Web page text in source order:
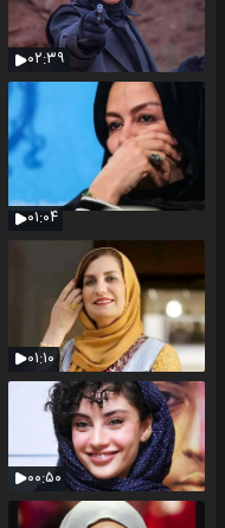
۰۲:۳۹
۰۱:۰۴
۰۱:۱۰
۰۰:۵۰